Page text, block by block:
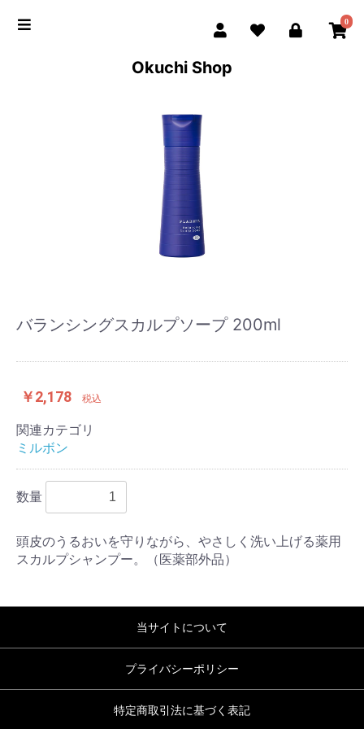
0
Okuchi Shop
バランシングスカルプソープ 200ml
￥2,178 税込
関連カテゴリ
ミルボン
数量
頭皮のうるおいを守りながら、やさしく洗い上げる薬用
スカルプシャンプー。（医薬部外品）
当サイトについて
プライバシーポリシー
特定商取引法に基づく表記